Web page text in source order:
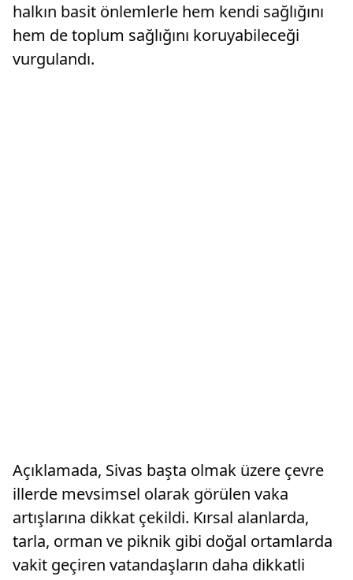
halkın basit önlemlerle hem kendi sağlığını
hem de toplum sağlığını koruyabileceği
vurgulandı.
Açıklamada, Sivas başta olmak üzere çevre
illerde mevsimsel olarak görülen vaka
artışlarına dikkat çekildi. Kırsal alanlarda,
tarla, orman ve piknik gibi doğal ortamlarda
vakit geçiren vatandaşların daha dikkatli